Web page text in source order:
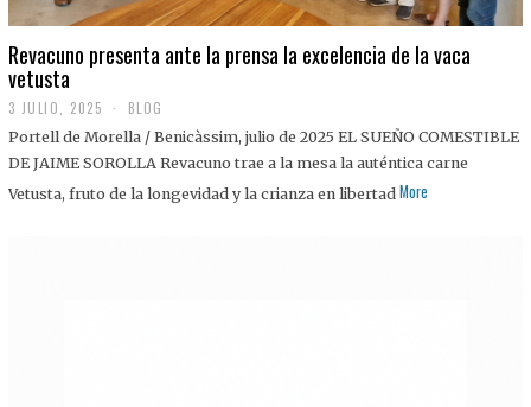
Revacuno presenta ante la prensa la excelencia de la vaca
vetusta
3 JULIO, 2025
J
U
I
BLOG
Portell de Morella / Benicàssim, julio de 2025 EL SUEÑO COMESTIBLE
DE JAIME SOROLLA Revacuno trae a la mesa la auténtica carne
Vetusta, fruto de la longevidad y la crianza en libertad More